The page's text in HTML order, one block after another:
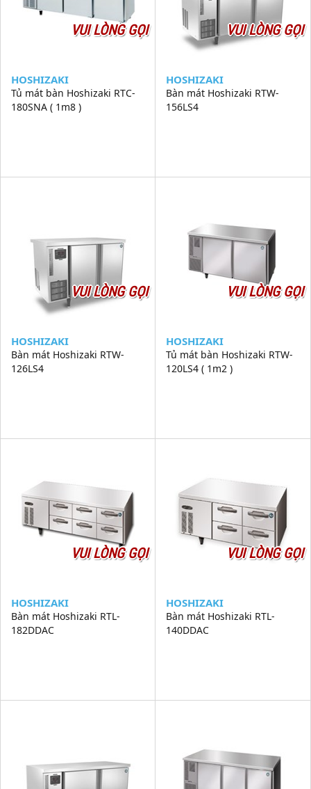
VUI LÒNG GỌI
HOSHIZAKI
Tủ mát bàn Hoshizaki RTC-
180SNA ( 1m8 )
VUI LÒNG GỌI
HOSHIZAKI
Bàn mát Hoshizaki RTW-
156LS4
VUI LÒNG GỌI
HOSHIZAKI
Bàn mát Hoshizaki RTW-
126LS4
VUI LÒNG GỌI
HOSHIZAKI
Tủ mát bàn Hoshizaki RTW-
120LS4 ( 1m2 )
VUI LÒNG GỌI
HOSHIZAKI
Bàn mát Hoshizaki RTL-
182DDAC
VUI LÒNG GỌI
HOSHIZAKI
Bàn mát Hoshizaki RTL-
140DDAC